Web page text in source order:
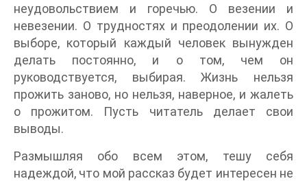
неудовольствием и горечью. О везении и
невезении. О трудностях и преодолении их. О
выборе, который каждый человек вынужден
делать постоянно, и о том, чем он
руководствуется, выбирая. Жизнь нельзя
прожить заново, но нельзя, наверное, и жалеть
о прожитом. Пусть читатель делает свои
выводы.
Размышляя обо всем этом, тешу себя
надеждой, что мой рассказ будет интересен не